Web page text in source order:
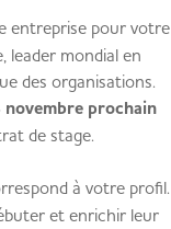
entreprise pour votre
leader mondial en
des organisations.
novembre prochain
de stage.
à votre profil.
et enrichir leur